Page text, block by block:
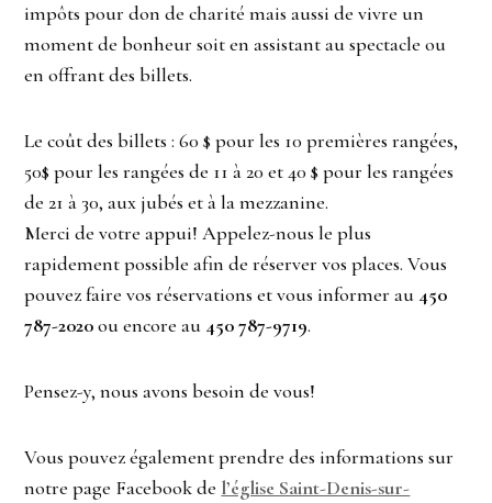
impôts pour don de charité mais aussi de vivre un
moment de bonheur soit en assistant au spectacle ou
en offrant des billets.
Le coût des billets : 60 $ pour les 10 premières rangées,
50$ pour les rangées de 11 à 20 et 40 $ pour les rangées
de 21 à 30, aux jubés et à la mezzanine.
Merci de votre appui! Appelez-nous le plus
rapidement possible afin de réserver vos places. Vous
pouvez faire vos réservations et vous informer au 450
787-2020ou encore au 450 787-9719.
Pensez-y, nous avons besoin de vous!
Vous pouvez également prendre des informations sur
notre page Facebook de l’église Saint-Denis-sur-